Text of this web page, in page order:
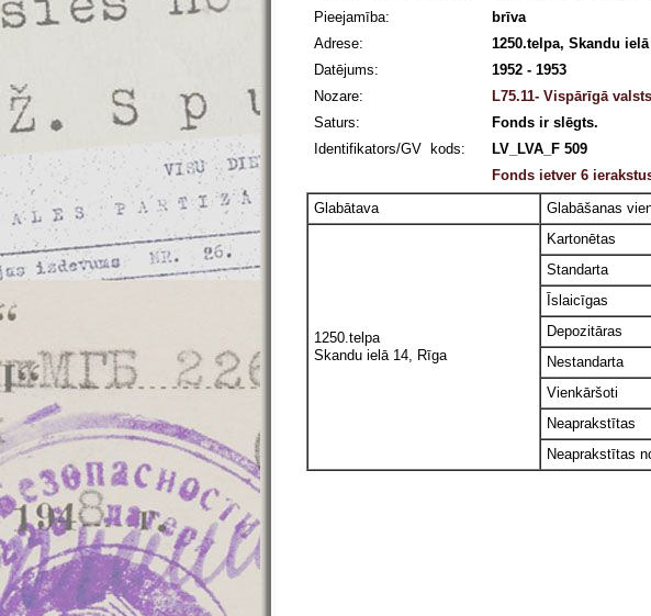
Pieejamība:
brīva
Adrese:
1250.telpa, Skandu
Datējums:
1952 - 1953
Nozare:
L75.11- Vispārīgā
Saturs:
Fonds ir slēgts.
Identifikators/GV kods:
LV_LVA_F 509
Fonds ietver 6
Glabātava
Glabāšanas
1250.telpa
Skandu ielā 14, Rīga
Kartonētas
Standarta
Īslaicīgas
Depozitāras
Nestandarta
Vienkāršoti
Neaprakstītas
Neaprakstītas